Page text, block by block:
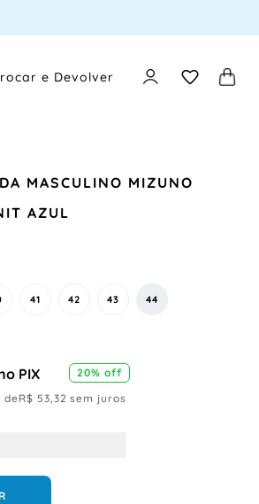
e Devolver
MASCULINO MIZUNO
AZUL
41 42 43 44
PIX 20% off
deR$ 53,32 sem juros